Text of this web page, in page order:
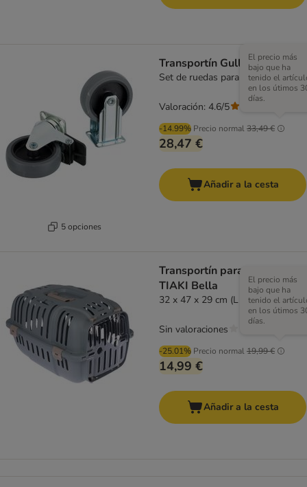
5 opciones
Transportín Gulliver Trixie
Set de ruedas para Gulliver
-14.99% Precio normal33,49 €
El precio más
bajo que ha
tenido el
en los útimos
días.
28,47 €
Valoración: 4.6/5
Añadir a la cesta
Transportín para gatos
TIAKI Bella
32 x 47 x 29 cm (L x An x Al)
-25.01% Precio normal19,99 €
El precio más
bajo que ha
tenido el
en los útimos
días.
14,99 €
Sin valoraciones
Añadir a la cesta